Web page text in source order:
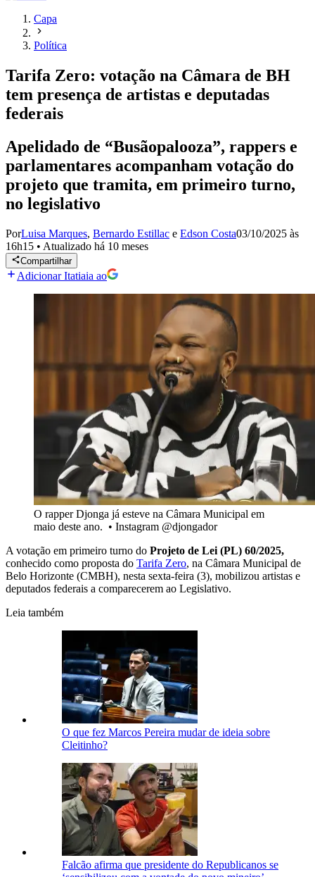
Capa
Política
Tarifa Zero: votação na Câmara de BH
tem presença de artistas e deputadas
federais
Apelidado de “Busãopalooza”, rappers e
parlamentares acompanham votação do
projeto que tramita, em primeiro turno,
no legislativo
PorLuisa Marques, Bernardo Estillac e Edson Costa03/10/2025 às
16h15 • Atualizado há 10 meses
Compartilhar
Adicionar Itatiaia ao
O rapper Djonga já esteve na Câmara Municipal em
maio deste ano. • Instagram @djongador
A votação em primeiro turno do Projeto de Lei (PL) 60/2025,
conhecido como proposta do Tarifa Zero, na Câmara Municipal de
Belo Horizonte (CMBH), nesta sexta-feira (3), mobilizou artistas e
deputados federais a comparecerem ao Legislativo.
Leia também
O que fez Marcos Pereira mudar de ideia sobre
Cleitinho?
Falcão afirma que presidente do Republicanos se